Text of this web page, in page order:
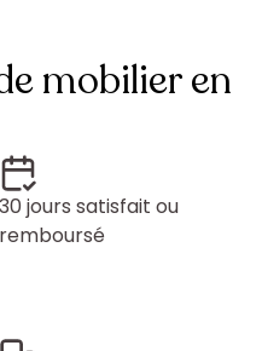
mobilier en
30 jours satisfait ou
remboursé